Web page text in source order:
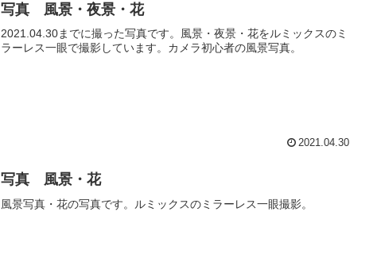
写真 風景・夜景・花
2021.04.30までに撮った写真です。風景・夜景・花をルミックスのミ
ラーレス一眼で撮影しています。カメラ初心者の風景写真。
2021.04.30
写真 風景・花
風景写真・花の写真です。ルミックスのミラーレス一眼撮影。